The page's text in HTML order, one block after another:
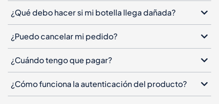
¿Qué debo hacer si mi botella llega dañada?
¿Puedo cancelar mi pedido?
¿Cuándo tengo que pagar?
¿Cómo funciona la autenticación del producto?